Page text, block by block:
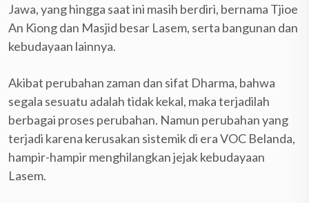
Jawa, yang hingga saat ini masih berdiri, bernama Tjioe
An Kiong dan Masjid besar Lasem, serta bangunan dan
kebudayaan lainnya.
Akibat perubahan zaman dan sifat Dharma, bahwa
segala sesuatu adalah tidak kekal, maka terjadilah
berbagai proses perubahan. Namun perubahan yang
terjadi karena kerusakan sistemik di era VOC Belanda,
hampir-hampir menghilangkan jejak kebudayaan
Lasem.